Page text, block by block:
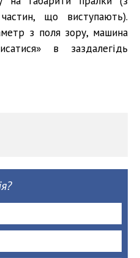
що виступають).
з поля зору, машина
в заздалегідь